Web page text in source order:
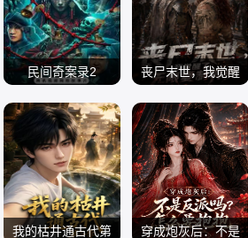
魏兆雄
民间奇案录2
电影 剧情片
2026
丧尸末世，我觉醒
短剧大全 AI漫剧
2026
我的枯井通古代第
穿成炮灰后：不是